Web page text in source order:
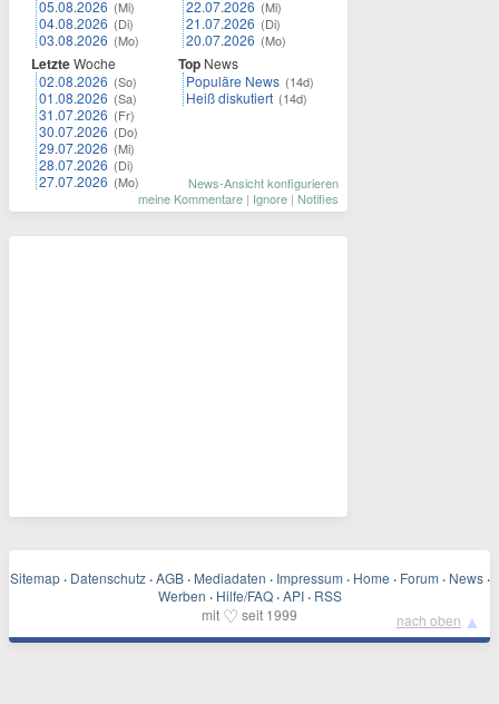
05.08.2026 (Mi)
04.08.2026 (Di)
03.08.2026 (Mo)
LetzteWoche
02.08.2026 (So)
01.08.2026 (Sa)
31.07.2026 (Fr)
30.07.2026 (Do)
29.07.2026 (Mi)
28.07.2026 (Di)
27.07.2026 (Mo)
22.07.2026 (Mi)
21.07.2026 (Di)
20.07.2026 (Mo)
Top News
Populäre News (14d)
Heiß diskutiert (14d)
News-Ansicht konfigurieren
meine Kommentare | Ignore | Notifies
Sitemap · Datenschutz · AGB · Mediadaten · Impressum · Home · Forum · News ·
Werben · Hilfe/FAQ · API · RSS
mit ♡ seit 1999 nach oben ▲